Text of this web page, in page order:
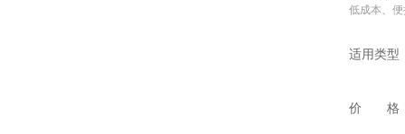
低成本、
适用类型
价 格